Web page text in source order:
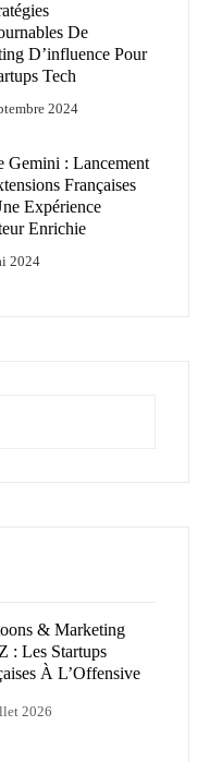
De
D’influence Pour
Tech
2024
Gemini : Lancement
Françaises
Expérience
Enrichie
2024
& Marketing
: Les Startups
À L’Offensive
2026